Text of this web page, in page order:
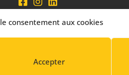
consentement aux cookies
Accepter